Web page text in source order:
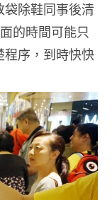
除鞋同事後清
的時間可能只
程序，到時快快